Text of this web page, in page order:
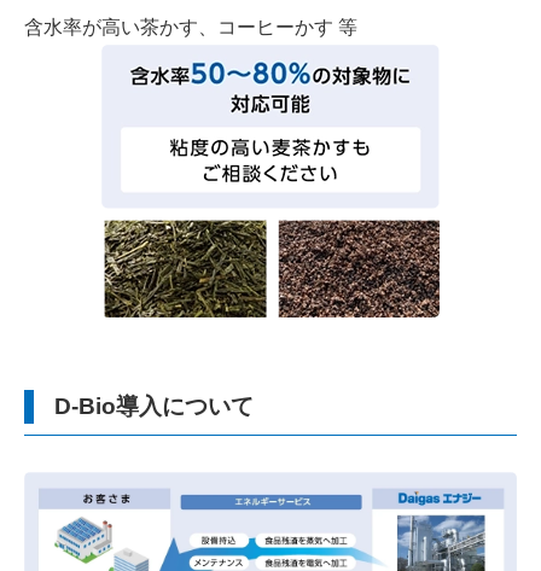
含水率が高い茶かす、コーヒーかす 等
D-Bio導入について